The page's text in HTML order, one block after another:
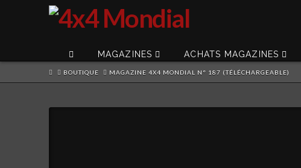
MAGAZINES ACHATS MAGAZINES
HOMEBOUTIQUE MAGAZINE 4X4 MONDIAL N° 187 (TÉLÉCHARGEABLE)